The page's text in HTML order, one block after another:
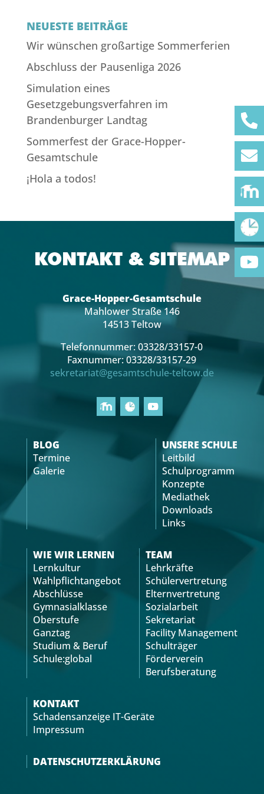
NEUESTE BEITRÄGE
Wir wünschen großartige Sommerferien
Abschluss der Pausenliga 2026
Simulation eines
Gesetzgebungsverfahren im
Brandenburger Landtag
Sommerfest der Grace-Hopper-
Gesamtschule
¡Hola a todos!
KONTAKT & SITEMAP
Grace-Hopper-Gesamtschule
Mahlower Straße 146
14513 Teltow
Telefonnummer: 03328/33157-0
Faxnummer: 03328/33157-29
sekretariat@gesamtschule-teltow.de
BLOG
Termine
Galerie
UNSERE SCHULE
Leitbild
Schulprogramm
Konzepte
Mediathek
Downloads
Links
WIE WIR LERNEN
Lernkultur
Wahlpflichtangebot
Abschlüsse
Gymnasialklasse
Oberstufe
Ganztag
Studium & Beruf
Schule:global
TEAM
Lehrkräfte
Schülervertretung
Elternvertretung
Sozialarbeit
Sekretariat
Facility Management
Schulträger
Förderverein
Berufsberatung
KONTAKT
Schadensanzeige IT-Geräte
Impressum
DATENSCHUTZERKLÄRUNG